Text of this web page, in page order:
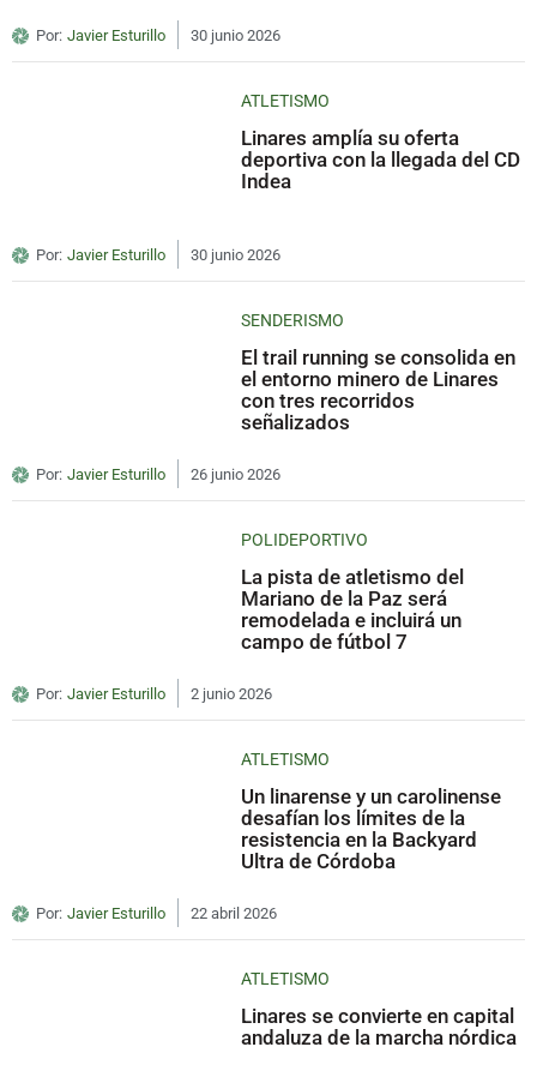
Por: Javier Esturillo 30 junio 2026
ATLETISMO
Linares amplía su oferta
deportiva con la llegada del CD
Indea
Por: Javier Esturillo 30 junio 2026
SENDERISMO
El trail running se consolida en
el entorno minero de Linares
con tres recorridos
señalizados
Por: Javier Esturillo 26 junio 2026
POLIDEPORTIVO
La pista de atletismo del
Mariano de la Paz será
remodelada e incluirá un
campo de fútbol 7
Por: Javier Esturillo 2 junio 2026
ATLETISMO
Un linarense y un carolinense
desafían los límites de la
resistencia en la Backyard
Ultra de Córdoba
Por: Javier Esturillo 22 abril 2026
ATLETISMO
Linares se convierte en capital
andaluza de la marcha nórdica